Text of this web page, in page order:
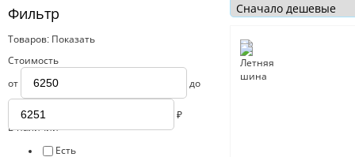
Фильтр
Товаров: Показать
Стоимость
от до
₽
В наличии
Есть